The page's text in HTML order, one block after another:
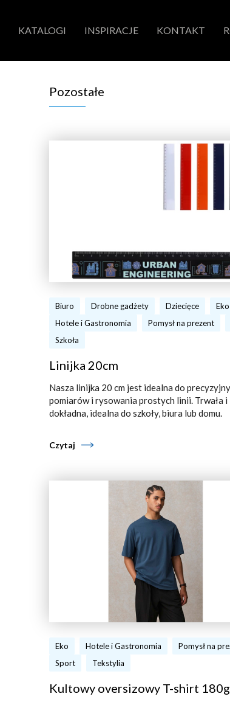
KATALOGI INSPIRACJE KONTAKT
Pozostałe
Biuro Drobne gadżety Dziecięce
Eko
Hotele i Gastronomia
Pomysł na prezent
Szkoła
Linijka 20cm
Nasza linijka 20 cm jest idealna do
pomiarów i rysowania prostych linii. Trwała i
dokładna, idealna do szkoły, biura lub domu.
Czytaj
Eko Hotele i Gastronomia
Pomysł na
Sport
Tekstylia
Kultowy oversizowy T-shirt 180g